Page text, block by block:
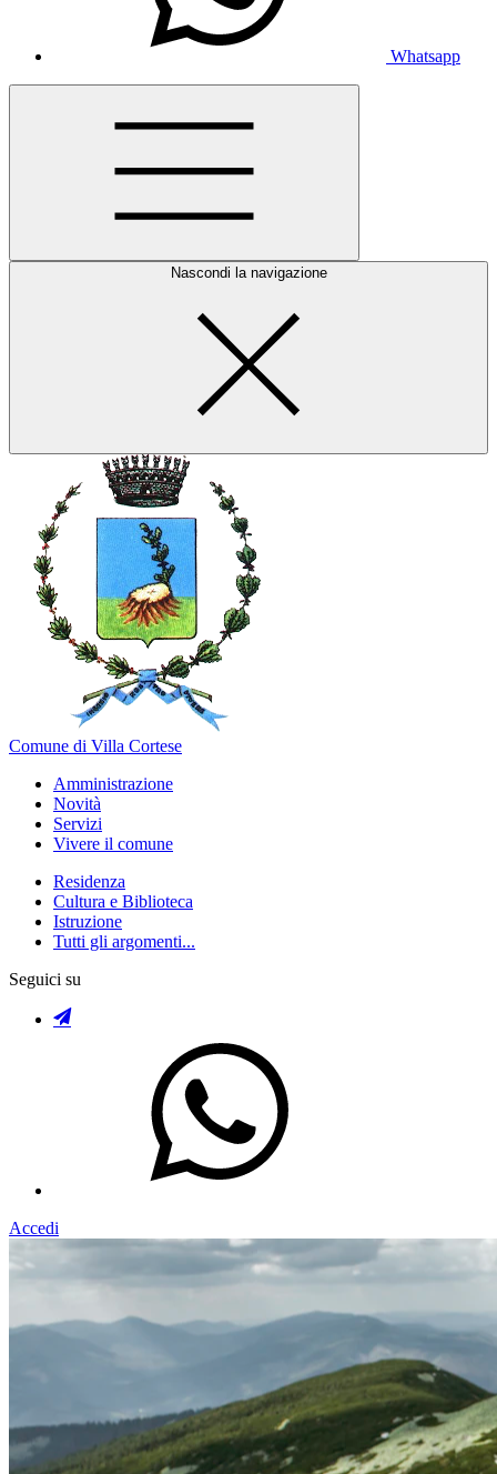
Whatsapp
Nascondi la navigazione
Comune di Villa Cortese
Amministrazione
Novità
Servizi
Vivere il comune
Residenza
Cultura e Biblioteca
Istruzione
Tutti gli argomenti...
Seguici su
Accedi